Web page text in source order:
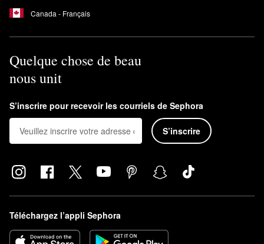
Canada - Français
Quelque chose de beau
nous unit
S’inscrire pour recevoir les courriels de Sephora
S’inscrire
Téléchargez l’appli Sephora